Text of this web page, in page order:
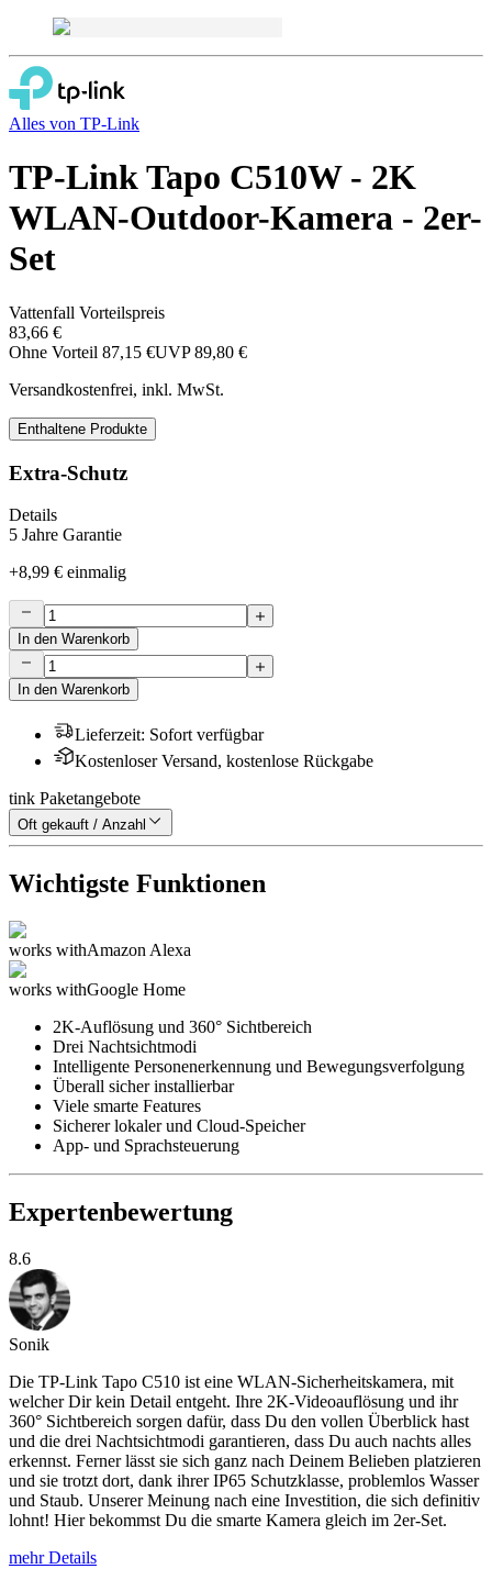
Alles von TP-Link
TP-Link Tapo C510W - 2K
WLAN-Outdoor-Kamera - 2er-
Set
Vattenfall Vorteilspreis
83,66 €
Ohne Vorteil 87,15 €UVP 89,80 €
Versandkostenfrei, inkl. MwSt.
Enthaltene Produkte
Extra-Schutz
Details
5 Jahre Garantie
+8,99 € einmalig
In den Warenkorb
In den Warenkorb
Lieferzeit: Sofort verfügbar
Kostenloser Versand, kostenlose Rückgabe
tink Paketangebote
Oft gekauft / Anzahl
Wichtigste Funktionen
works withAmazon Alexa
works withGoogle Home
2K-Auflösung und 360° Sichtbereich
Drei Nachtsichtmodi
Intelligente Personenerkennung und Bewegungsverfolgung
Überall sicher installierbar
Viele smarte Features
Sicherer lokaler und Cloud-Speicher
App- und Sprachsteuerung
Expertenbewertung
8.6
Sonik
Die TP-Link Tapo C510 ist eine WLAN-Sicherheitskamera, mit
welcher Dir kein Detail entgeht. Ihre 2K-Videoauflösung und ihr
360° Sichtbereich sorgen dafür, dass Du den vollen Überblick hast
und die drei Nachtsichtmodi garantieren, dass Du auch nachts alles
erkennst. Ferner lässt sie sich ganz nach Deinem Belieben platzieren
und sie trotzt dort, dank ihrer IP65 Schutzklasse, problemlos Wasser
und Staub. Unserer Meinung nach eine Investition, die sich definitiv
lohnt! Hier bekommst Du die smarte Kamera gleich im 2er-Set.
mehr Details